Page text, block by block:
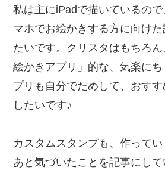
私は主にiPadで描いているの
マホでお絵かきする方に向け
たいです。クリスタはもちろ
絵かきアプリ」的な、気楽に
プリも自分でためして、おす
したいです♪
カスタムスタンプも、作って
あと気づいたことを記事にして